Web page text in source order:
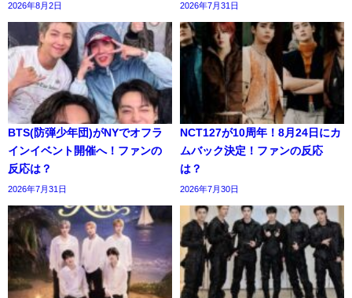
2026年8月2日 2026年7月31日
BTS(防弾少年団)がNYでオフラ
インイベント開催へ！ファンの
反応は？
2026年7月31日
NCT127が10周年！8月24日にカ
ムバック決定！ファンの反応
は？
2026年7月30日